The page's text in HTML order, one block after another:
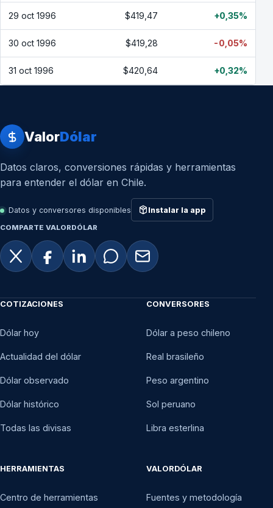
29 oct 1996 $419,47 +0,35%
30 oct 1996 $419,28 -0,05%
31 oct 1996 $420,64 +0,32%
ValorDólar
Datos claros, conversiones rápidas y herramientas
para entender el dólar en Chile.
Datos y conversores disponibles Instalar la app
COMPARTE VALORDÓLAR
COTIZACIONES
Dólar hoy
Actualidad del dólar
Dólar observado
Dólar histórico
Todas las divisas
CONVERSORES
Dólar a peso chileno
Real brasileño
Peso argentino
Sol peruano
Libra esterlina
HERRAMIENTAS
Centro de herramientas
VALORDÓLAR
Fuentes y metodología